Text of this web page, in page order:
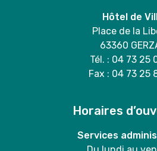
Hôtel de
Place de la
63360
Tél. : 04 73 25
Fax : 04 73 25
Horaires
Services